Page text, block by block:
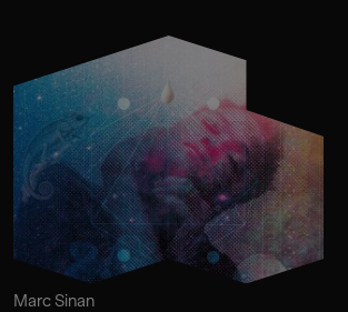
Marc Sinan